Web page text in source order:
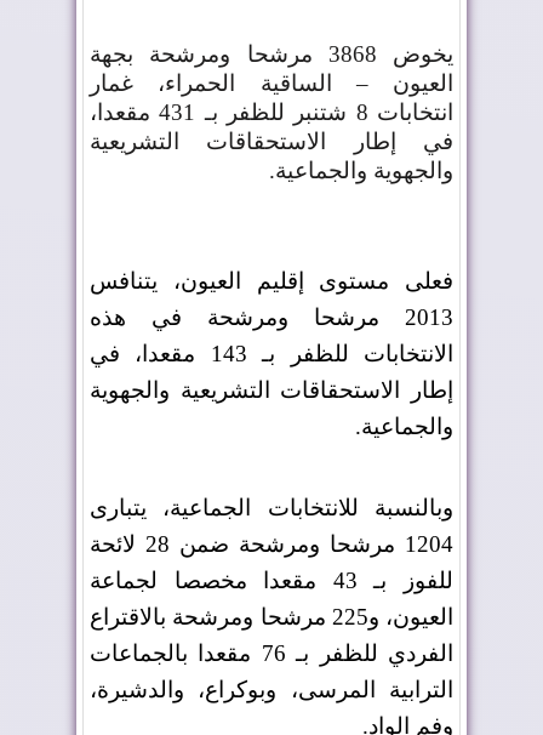
يخوض 3868 مرشحا ومرشحة بجهة
العيون – الساقية الحمراء، غمار
انتخابات 8 شتنبر للظفر بـ 431 مقعدا،
في إطار الاستحقاقات التشريعية
والجهوية والجماعية.
فعلى مستوى إقليم العيون، يتنافس
2013 مرشحا ومرشحة في هذه
الانتخابات للظفر بـ 143 مقعدا، في
إطار الاستحقاقات التشريعية والجهوية
والجماعية.
وبالنسبة للانتخابات الجماعية، يتبارى
1204 مرشحا ومرشحة ضمن 28 لائحة
للفوز بـ 43 مقعدا مخصصا لجماعة
العيون، و225 مرشحا ومرشحة بالاقتراع
الفردي للظفر بـ 76 مقعدا بالجماعات
الترابية المرسى، وبوكراع، والدشيرة،
وفم الواد.